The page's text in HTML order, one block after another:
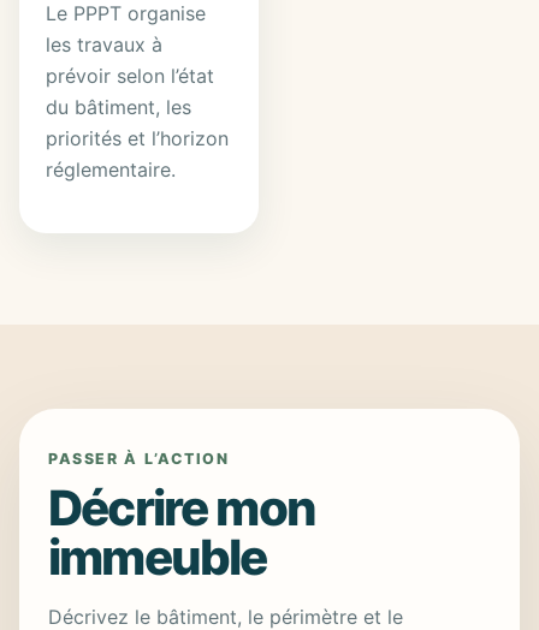
Le PPPT organise
les travaux à
prévoir selon l’état
du bâtiment, les
priorités et l’horizon
réglementaire.
PASSER À L’ACTION
Décrire mon
immeuble
Décrivez le bâtiment, le périmètre et le